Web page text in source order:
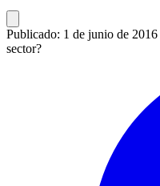
Publicado: 1 de junio de 2016
sector?